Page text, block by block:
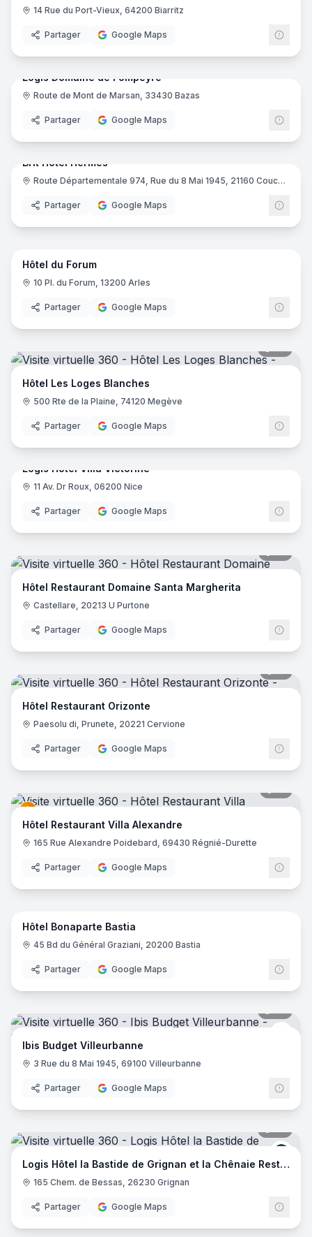
14 Rue du Port-Vieux, 64200 Biarritz
Partager Google Maps
64
Logis Domaine de Fompeyre
Route de Mont de Marsan, 33430 Bazas
Partager Google Maps
15
Brit Hotel Hermes
Route Départementale 974, Rue du 8 Mai 1945, 21160 Couchey
Partager Google Maps
16
Hôtel du Forum
10 Pl. du Forum, 13200 Arles
Partager Google Maps
Hôtel Les Loges Blanches
500 Rte de la Plaine, 74120 Megève
Partager Google Maps
17
Logis Hôtel Villa Victorine
11 Av. Dr Roux, 06200 Nice
Partager Google Maps
Hôtel Restaurant Domaine Santa Margherita
Castellare, 20213 U Purtone
Partager Google Maps
Hôtel Restaurant Orizonte
Paesolu di, Prunete, 20221 Cervione
Partager Google Maps
Hôtel Restaurant Villa Alexandre
165 Rue Alexandre Poidebard, 69430 Régnié-Durette
Partager Google Maps
21
Hôtel Bonaparte Bastia
45 Bd du Général Graziani, 20200 Bastia
Partager Google Maps
Ibis
Ibis Budget Villeurbanne
3 Rue du 8 Mai 1945, 69100 Villeurbanne
Partager Google Maps
Logis Hôtel la Bastide de Grignan et la Chênaie Restaurant
165 Chem. de Bessas, 26230 Grignan
Partager Google Maps